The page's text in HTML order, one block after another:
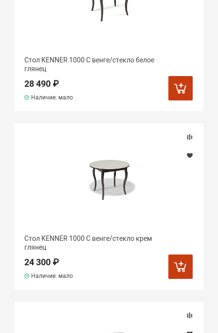
Стол KENNER 1000 С венге/стекло белое
глянец
28 490 ₽
Наличие: мало
Стол KENNER 1000 С венге/стекло крем
глянец
24 300 ₽
Наличие: мало